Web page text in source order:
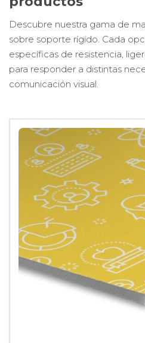
Descubre nuestra gama de
sobre soporte rígido. Cada
específicas de resistencia,
para responder a distintas
comunicación visual.